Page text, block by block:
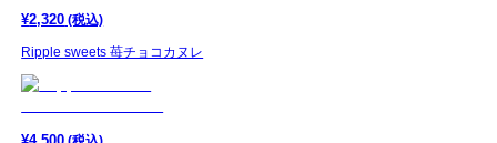
¥2,320 (税込)
Ripple sweets 苺チョコカヌレ